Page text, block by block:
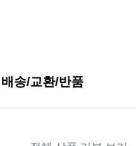
배송/교환/반품